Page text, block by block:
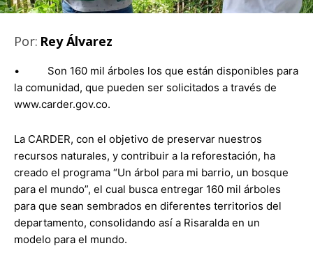
Por: Rey Álvarez
• Son 160 mil árboles los que están disponibles para
la comunidad, que pueden ser solicitados a través de
www.carder.gov.co.
La CARDER, con el objetivo de preservar nuestros
recursos naturales, y contribuir a la reforestación, ha
creado el programa “Un árbol para mi barrio, un bosque
para el mundo”, el cual busca entregar 160 mil árboles
para que sean sembrados en diferentes territorios del
departamento, consolidando así a Risaralda en un
modelo para el mundo.